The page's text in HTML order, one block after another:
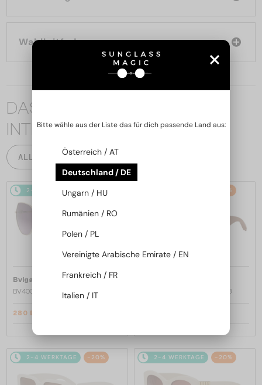
Wahlleitfaden
DAS KÖNNTE SIE AUCH
INTERESSIEREN
ALLE PRODUKTE
2-4 WERKTAGE -22%
Bvlgari
Sonnenbrillen
BV40035U - 33T - 58
280 EUR
-20%
BV40044I SERPENTI - 45A - 53
2-4 WERKTAGE -20% 2-4 WERKTAGE -20%
Bitte wähle aus der Liste das für dich passende Land aus:
Österreich / AT
Deutschland / DE
Ungarn / HU
Rumänien / RO
Polen / PL
Vereinigte Arabische Emirate / EN
Frankreich / FR
Italien / IT